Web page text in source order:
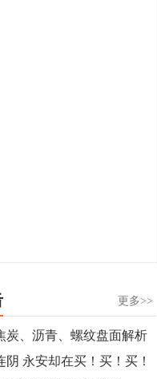
11月大豆期货跌0.4%，12
1%。
更多>>
炭、沥青、螺纹盘面解析
阴 永安却在买！买！买！